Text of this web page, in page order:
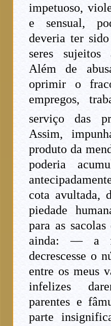
impetuoso,
e sensual,
deveria ter
seres
Além de
oprimir o
empregos,
serviço das
Assim,
produto da
poderia
cota avultada,
piedade
para as
ainda: — a
decrescesse o
entre os meus
infelizes
parentes e
parte